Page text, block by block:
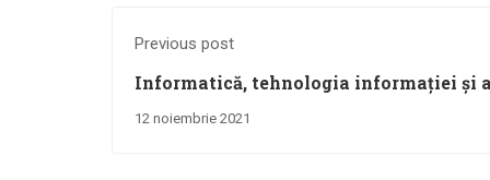
Previous post
Informatică, tehnologia informației și
inițiale pentru clasele VI-XII
12 noiembrie 2021